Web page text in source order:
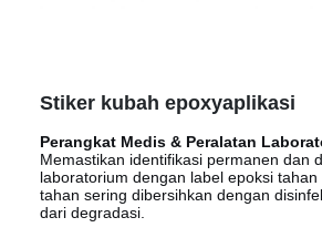
Stiker kubah epoxyaplikasi
Perangkat Medis & Peralatan
Memastikan identifikasi permanen dan
laboratorium dengan label epoksi
tahan sering dibersihkan dengan
dari degradasi.